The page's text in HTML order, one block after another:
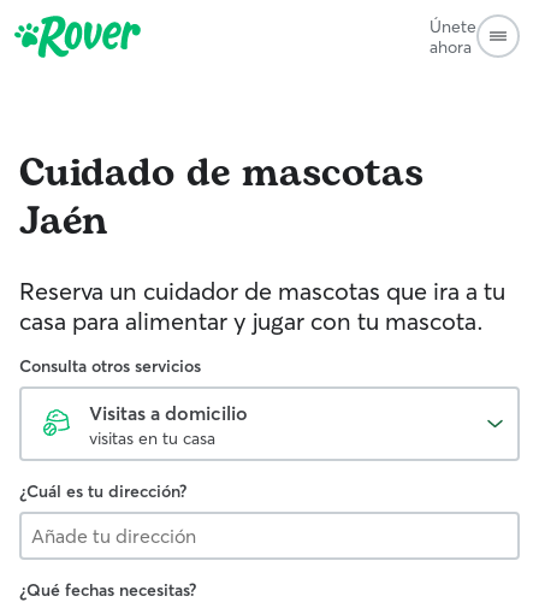
Únete
ahora
Cuidado de mascotas
Jaén
Reserva un cuidador de mascotas que ira a tu
casa para alimentar y jugar con tu mascota.
Consulta otros servicios
Visitas a domicilio
visitas en tu casa
¿Cuál es tu dirección?
¿Qué fechas necesitas?